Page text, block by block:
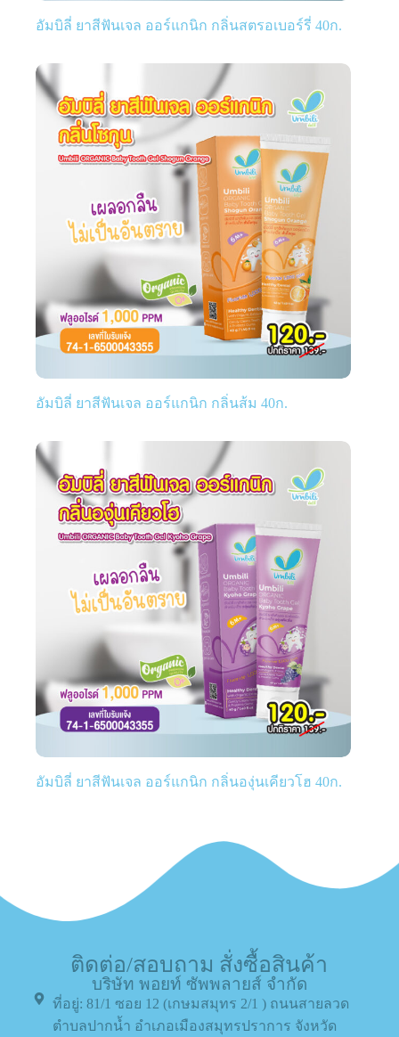
อัมบิลี่ ยาสีฟันเจล ออร์แกนิก กลิ่นสตรอเบอร์รี่ 40ก.
อัมบิลี่ ยาสีฟันเจล ออร์แกนิก กลิ่นส้ม 40ก.
อัมบิลี่ ยาสีฟันเจล ออร์แกนิก กลิ่นองุ่นเคียวโฮ 40ก.
ติดต่อ/สอบถาม สั่งซื้อสินค้า
บริษัท พอยท์ ซัพพลายส์ จำกัด
ที่อยู่: 81/1 ซอย 12 (เกษมสมุทร 2/1 ) ถนนสายลวด
ตำบลปากน้ำ อำเภอเมืองสมุทรปราการ จังหวัด